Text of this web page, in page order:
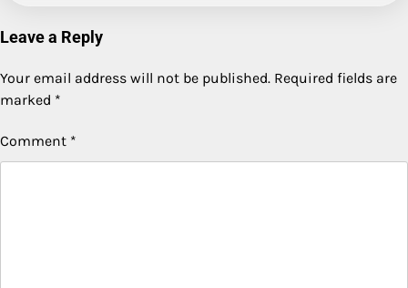
Leave a Reply
Your email address will not be published. Required fields are
marked *
Comment *